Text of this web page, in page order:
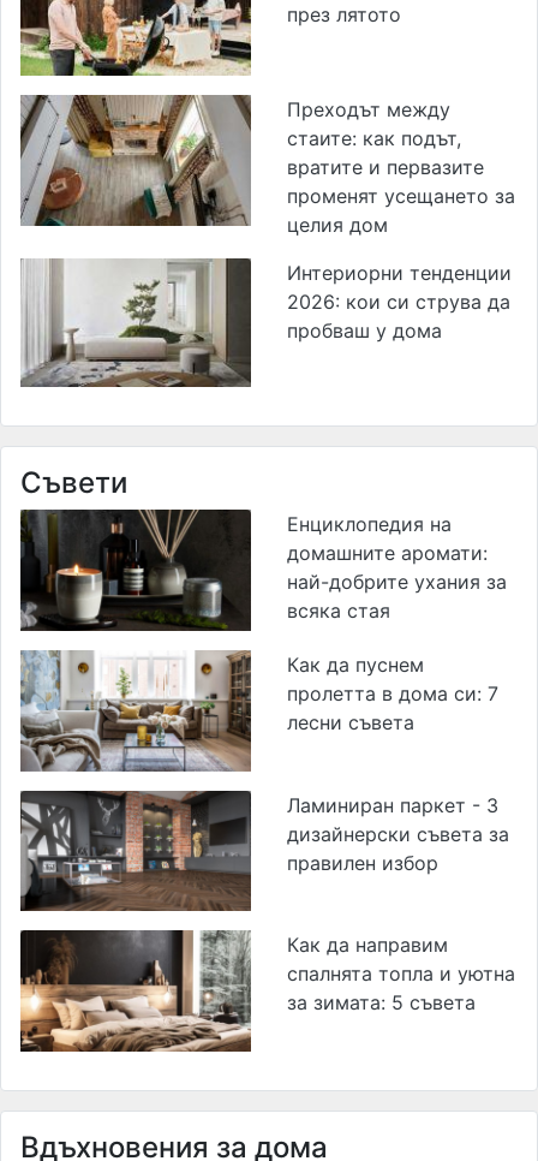
през лятото
Преходът между
стаите: как подът,
вратите и первазите
променят усещането за
целия дом
Интериорни тенденции
2026: кои си струва да
пробваш у дома
Съвети
Енциклопедия на
домашните аромати:
най-добрите ухания за
всяка стая
Как да пуснем
пролетта в дома си: 7
лесни съвета
Ламиниран паркет - 3
дизайнерски съвета за
правилен избор
Как да направим
спалнята топла и уютна
за зимата: 5 съвета
Вдъхновения за дома